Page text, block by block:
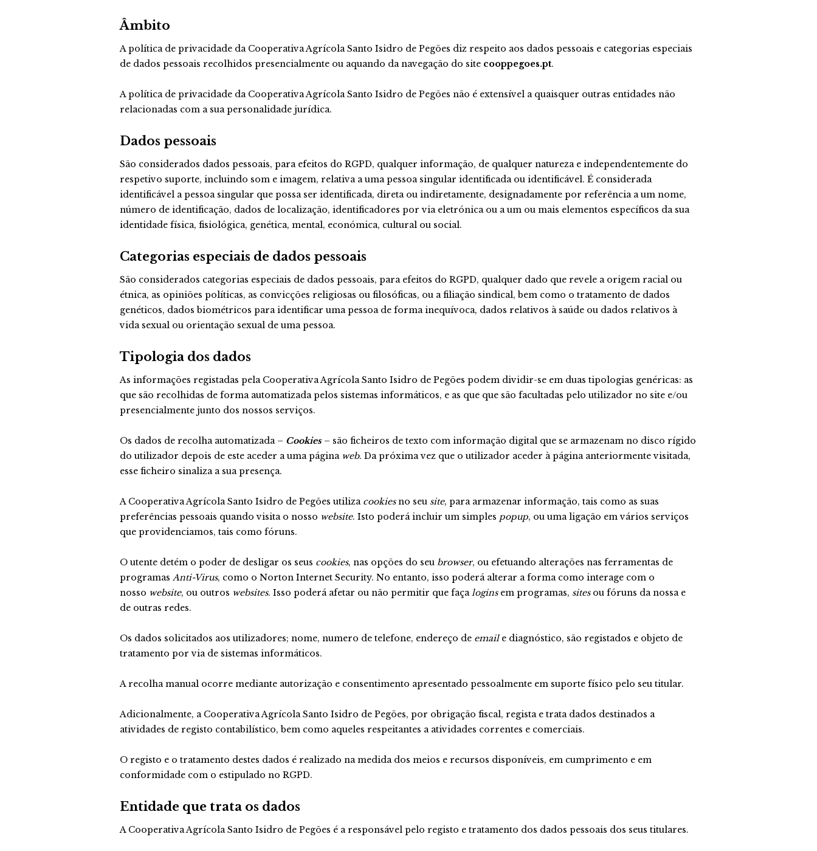
Espumante Branco
Extra Bruto
Espumante Branco
Meio Seco
Espumante Moscatel
Graúdo Branco Meio
Seco
Moscatel de Setúbal
Âmbito
A política de privacidade da Cooperativa Agrícola Santo Isidro de Pegões diz respeito aos dados pessoais e categorias especiais
de dados pessoais recolhidos presencialmente ou aquando da navegação do site cooppegoes.pt.
A política de privacidade da Cooperativa Agrícola Santo Isidro de Pegões não é extensível a quaisquer outras entidades não
relacionadas com a sua personalidade jurídica.
Dados pessoais
São considerados dados pessoais, para efeitos do RGPD, qualquer informação, de qualquer natureza e independentemente do
respetivo suporte, incluindo som e imagem, relativa a uma pessoa singular identificada ou identificável. É considerada
identificável a pessoa singular que possa ser identificada, direta ou indiretamente, designadamente por referência a um nome,
número de identificação, dados de localização, identificadores por via eletrónica ou a um ou mais elementos específicos da sua
identidade física, fisiológica, genética, mental, económica, cultural ou social.
Categorias especiais de dados pessoais
São considerados categorias especiais de dados pessoais, para efeitos do RGPD, qualquer dado que revele a origem racial ou
étnica, as opiniões políticas, as convicções religiosas ou filosóficas, ou a filiação sindical, bem como o tratamento de dados
genéticos, dados biométricos para identificar uma pessoa de forma inequívoca, dados relativos à saúde ou dados relativos à
vida sexual ou orientação sexual de uma pessoa.
Tipologia dos dados
As informações registadas pela Cooperativa Agrícola Santo Isidro de Pegões podem dividir-se em duas tipologias genéricas: as
que são recolhidas de forma automatizada pelos sistemas informáticos, e as que que são facultadas pelo utilizador no site e/ou
presencialmente junto dos nossos serviços.
Os dados de recolha automatizada – Cookies – são ficheiros de texto com informação digital que se armazenam no disco rígido
do utilizador depois de este aceder a uma página web. Da próxima vez que o utilizador aceder à página anteriormente visitada,
esse ficheiro sinaliza a sua presença.
A Cooperativa Agrícola Santo Isidro de Pegões utiliza cookiesno seu site, para armazenar informação, tais como as suas
preferências pessoais quando visita o nosso website. Isto poderá incluir um simples popup, ou uma ligação em vários serviços
que providenciamos, tais como fóruns.
O utente detém o poder de desligar os seus cookies, nas opções do seu browser, ou efetuando alterações nas ferramentas de
programas Anti-Virus, como o Norton Internet Security. No entanto, isso poderá alterar a forma como interage com o
nosso website, ou outros websites. Isso poderá afetar ou não permitir que façaloginsem programas, sitesou fóruns da nossa e
de outras redes.
Os dados solicitados aos utilizadores; nome, numero de telefone, endereço de emaile diagnóstico, são registados e objeto de
tratamento por via de sistemas informáticos.
A recolha manual ocorre mediante autorização e consentimento apresentado pessoalmente em suporte físico pelo seu titular.
Adicionalmente, a Cooperativa Agrícola Santo Isidro de Pegões, por obrigação fiscal, regista e trata dados destinados a
atividades de registo contabilístico, bem como aqueles respeitantes a atividades correntes e comerciais.
O registo e o tratamento destes dados é realizado na medida dos meios e recursos disponíveis, em cumprimento e em
conformidade com o estipulado no RGPD.
Entidade que trata os dados
A Cooperativa Agrícola Santo Isidro de Pegões é a responsável pelo registo e tratamento dos dados pessoais dos seus titulares.